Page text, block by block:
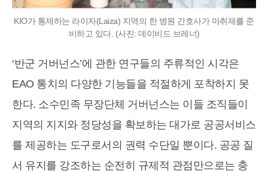
KIO가 통제하는 라이자(Laiza) 지역의 한 병원 간호사가 마취제를 준
비하고 있다. (사진: 데이비드 브레너)
‘반군 거버넌스’에 관한 연구들의 주류적인 시각은
EAO 통치의 다양한 기능들을 적절하게 포착하지 못
한다. 소수민족 무장단체 거버넌스는 이들 조직들이
지역의 지지와 정당성을 확보하는 대가로 공공서비스
를 제공하는 도구로서의 권력 수단일 뿐이다. 공공 질
서 유지를 강조하는 순전히 규제적 관점만으로는 충